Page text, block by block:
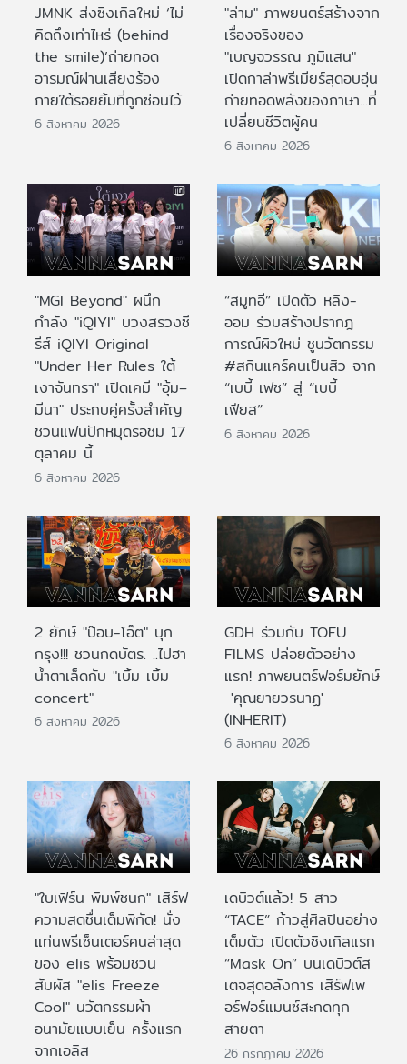
JMNK ส่งซิงเกิลใหม่ ‘ไม่
คิดถึงเท่าไหร่ (behind
the smile)’ถ่ายทอด
อารมณ์ผ่านเสียงร้อง
ภายใต้รอยยิ้มที่ถูกซ่อนไว้
6 สิงหาคม 2026
"ล่าม" ภาพยนตร์สร้างจาก
เรื่องจริงของ
"เบญจวรรณ ภูมิแสน"
เปิดกาล่าพรีเมียร์สุดอบอุ่น
ถ่ายทอดพลังของภาษา...ที่
เปลี่ยนชีวิตผู้คน
6 สิงหาคม 2026
"MGI Beyond" ผนึก
กำลัง "iQIYI" บวงสรวงซี
รีส์ iQIYI Original
"Under Her Rules ใต้
เงาจันทรา" เปิดเคมี "อุ้ม–
มีนา" ประกบคู่ครั้งสำคัญ
ชวนแฟนปักหมุดรอชม 17
ตุลาคม นี้
6 สิงหาคม 2026
“สมูทอี” เปิดตัว หลิง-
ออม ร่วมสร้างปรากฎ
การณ์ผิวใหม่ ชูนวัตกรรม
#สกินแคร์คนเป็นสิว จาก
“เบบี้ เฟซ” สู่ “เบบี้
เฟียส”
6 สิงหาคม 2026
2 ยักษ์ "ป๊อบ-โอ๊ต" บุก
กรุง!!! ชวนกดบัตร. ..ไปฮา
น้ำตาเล็ดกับ "เบิ้ม เบิ้ม
concert"
6 สิงหาคม 2026
GDH ร่วมกับ TOFU
FILMS ปล่อยตัวอย่าง
แรก! ภาพยนตร์ฟอร์มยักษ์
'คุณยายวรนาฏ'
(INHERIT)
6 สิงหาคม 2026
"ใบเฟิร์น พิมพ์ชนก" เสิร์ฟ
ความสดชื่นเต็มพิกัด! นั่ง
แท่นพรีเซ็นเตอร์คนล่าสุด
ของ elis พร้อมชวน
สัมผัส "elis Freeze
Cool" นวัตกรรมผ้า
อนามัยแบบเย็น ครั้งแรก
จากเอลิส
เดบิวต์แล้ว! 5 สาว
“TACE” ก้าวสู่ศิลปินอย่าง
เต็มตัว เปิดตัวซิงเกิลแรก
“Mask On” บนเดบิวต์ส
เตจสุดอลังการ เสิร์ฟเพ
อร์ฟอร์แมนซ์สะกดทุก
สายตา
26 กรกฎาคม 2026